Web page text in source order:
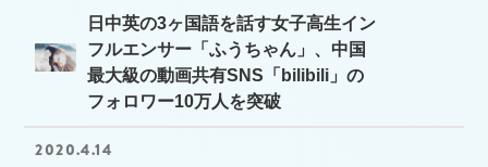
日中英の3ヶ国語を話す女子高生イン
フルエンサー「ふうちゃん」、中国
最大級の動画共有SNS「bilibili」の
フォロワー10万人を突破
2020.4.14